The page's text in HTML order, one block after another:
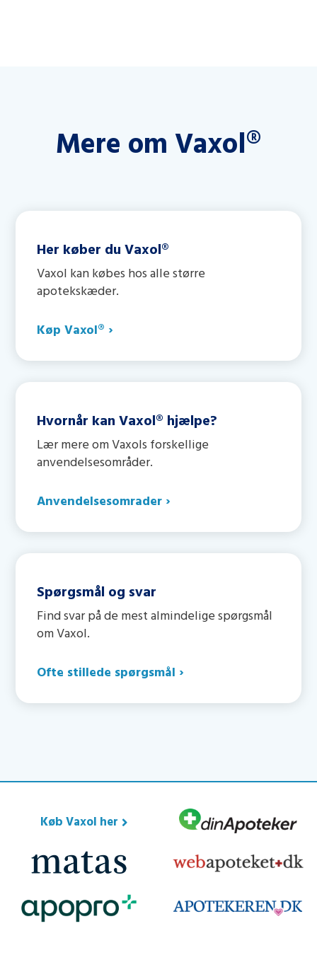
Mere om Vaxol®
Her køber du Vaxol®
Vaxol kan købes hos alle større
apotekskæder.
Køp Vaxol® ›
Hvornår kan Vaxol® hjælpe?
Lær mere om Vaxols forskellige
anvendelsesområder.
Anvendelsesomrader ›
Spørgsmål og svar
Find svar på de mest almindelige spørgsmål
om Vaxol.
Ofte stillede spørgsmål ›
Køb Vaxol her